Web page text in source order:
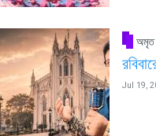
অমৃত
Jul 19,